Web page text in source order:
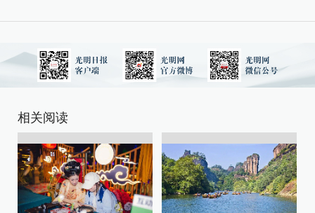
相关阅读